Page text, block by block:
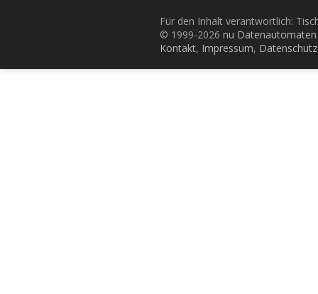
Für den Inhalt verantwortlich:
© 1999-2026 nu
Kontakt, Impressum, Datenschutz